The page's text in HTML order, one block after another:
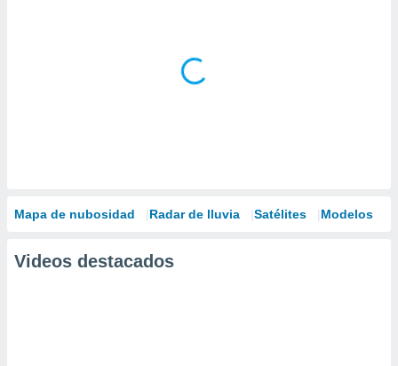
Mapa de nubosidad Radar de lluvia Satélites Modelos
Videos destacados